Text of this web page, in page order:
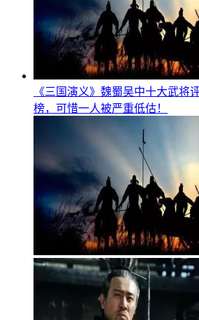
《三国演义》魏蜀吴中十大武将
榜，可惜一人被严重低估！